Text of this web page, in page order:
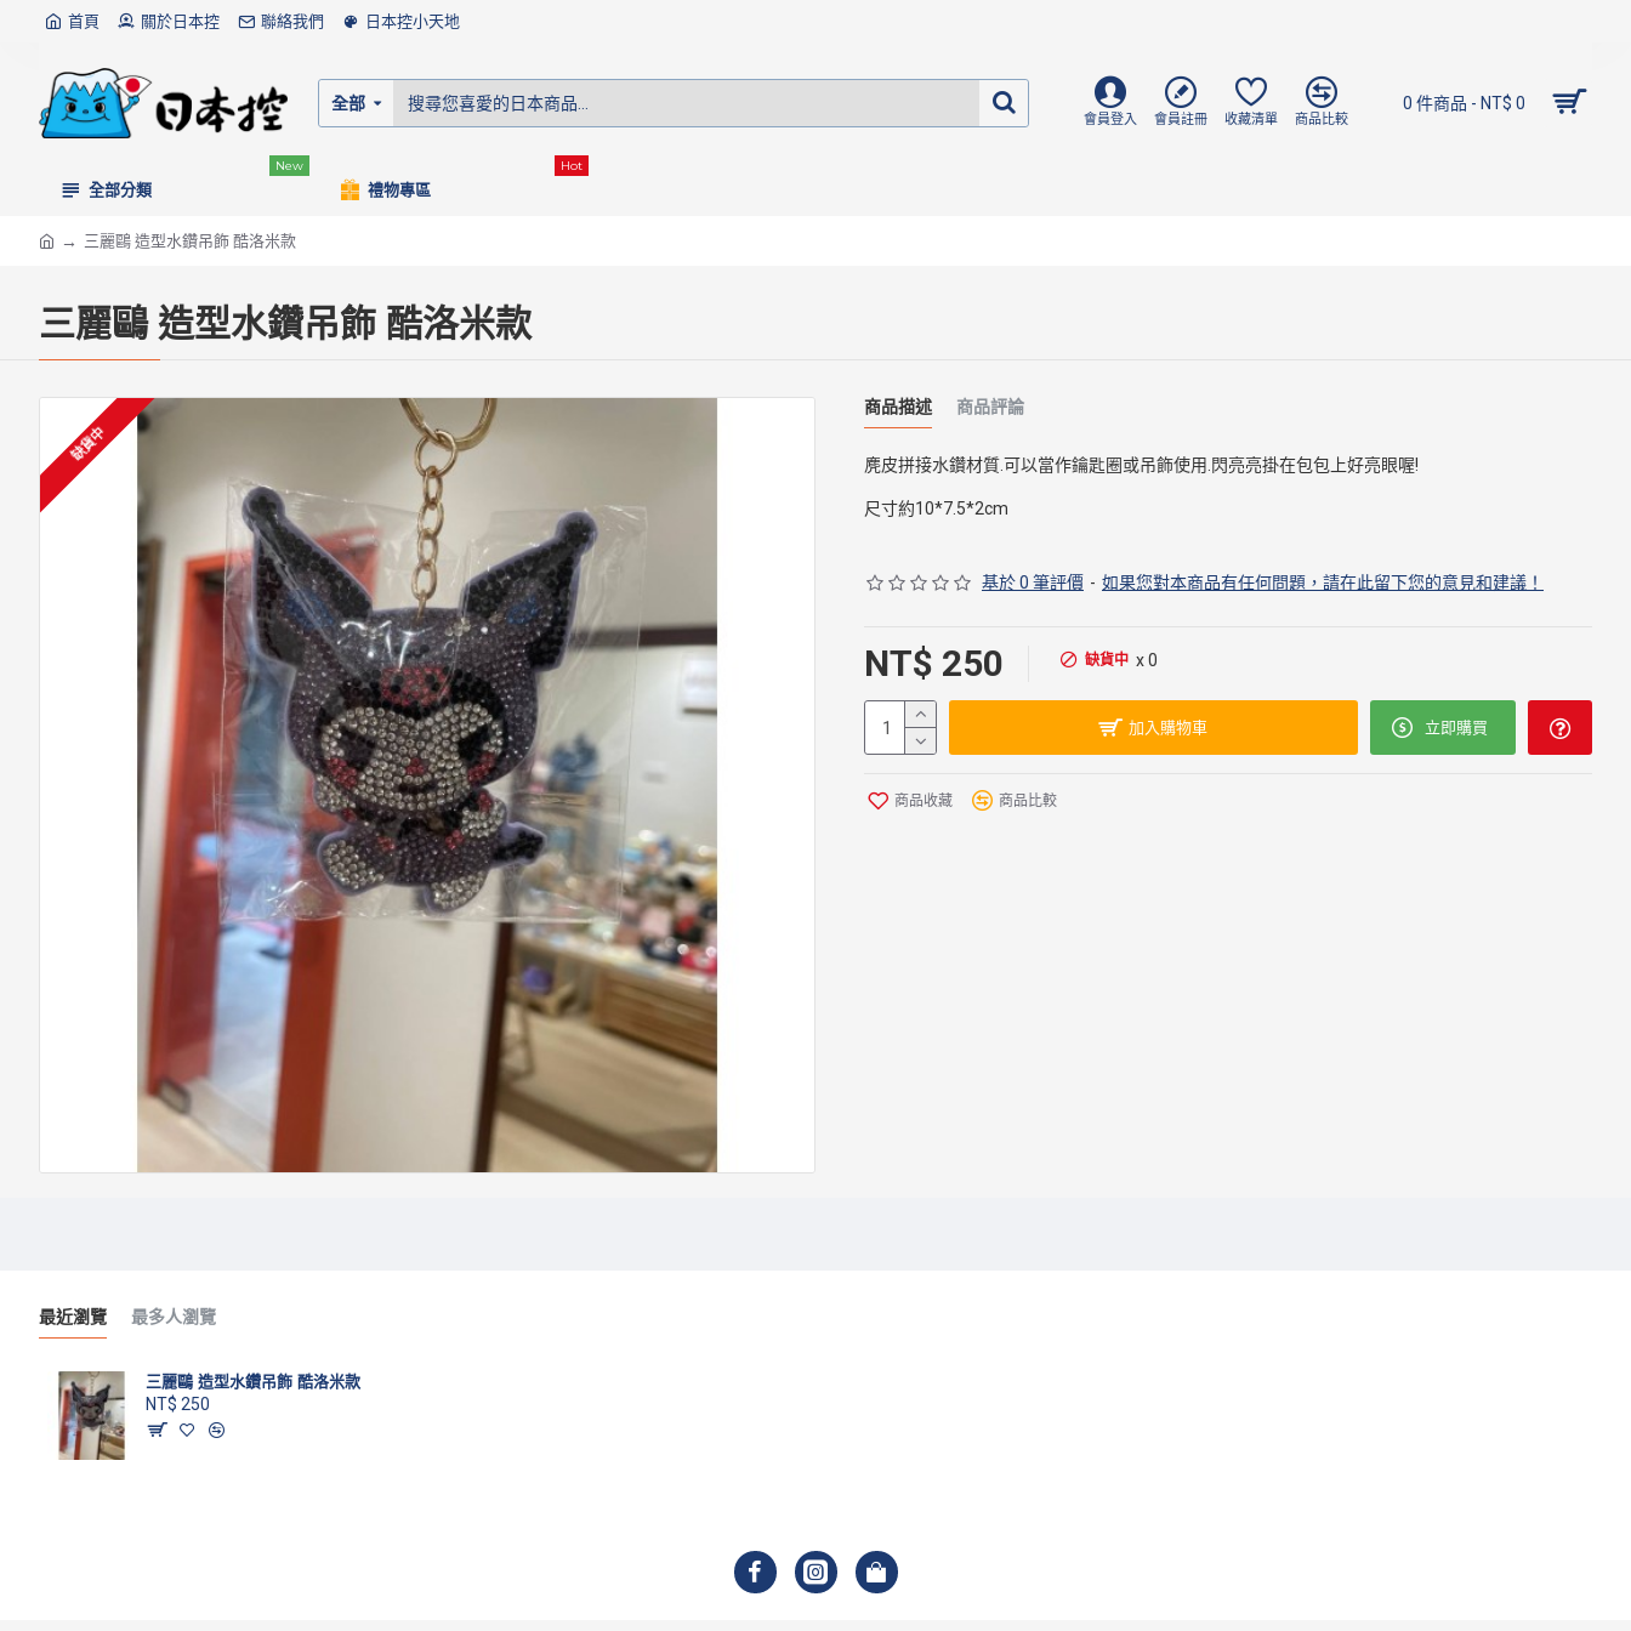
首頁 關於日本控 聯絡我們 日本控小天地
全部
會員登入 會員註冊 收藏清單 商品比較
0 件商品 - NT$ 0
全部分類
New
禮物專區
Hot
三麗鷗 造型水鑽吊飾 酷洛米款
三麗鷗 造型水鑽吊飾 酷洛米款
缺貨中
商品描述 商品評論
麂皮拼接水鑽材質.可以當作鑰匙圈或吊飾使用.閃亮亮掛在包包上好亮眼喔!
尺寸約10*7.5*2cm
基於 0 筆評價 - 如果您對本商品有任何問題，請在此留下您的意見和建議！
NT$ 250 缺貨中 x 0
加入購物車 立即購買
商品收藏 商品比較
最近瀏覽 最多人瀏覽
三麗鷗 造型水鑽吊飾 酷洛米款
NT$ 250